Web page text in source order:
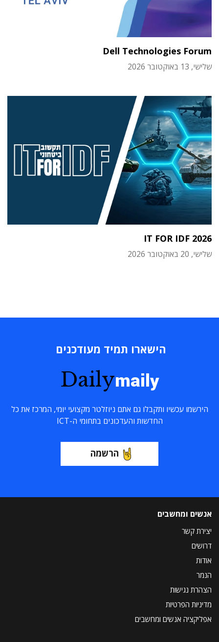
Dell Technologies Forum
שלישי, 13 באוקטובר 2026
IT FOR IDF 2026
שלישי, 20 באוקטובר 2026
הישארו תמיד מעודכנים
Dailymaily
הירשמו עכשיו ותקבלו גם אתם ניוזלטר מקצועי יומי, המרכז את כל
החדשות והעדכונים בתחומי ה-ICT
הרשמה
אנשים ומחשבים
יצירת קשר
דרושים
אודות
הנמר
הצהרת נגישות
מדיניות הפרטיות
אפליקציה אנשים ומחשבים